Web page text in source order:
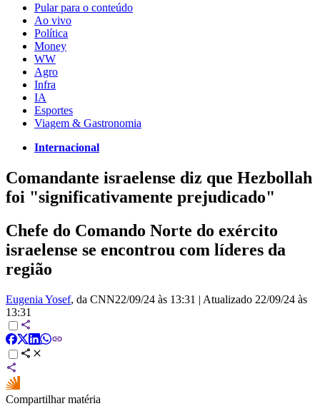
Pular para o conteúdo
Ao vivo
Política
Money
WW
Agro
Infra
IA
Esportes
Viagem & Gastronomia
Internacional
Comandante israelense diz que Hezbollah
foi "significativamente prejudicado"
Chefe do Comando Norte do exército
israelense se encontrou com líderes da
região
Eugenia Yosef, da CNN22/09/24 às 13:31 | Atualizado 22/09/24 às
13:31
Compartilhar matéria